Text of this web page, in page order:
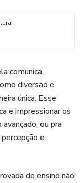
comunica,
diversão e
única. Esse
e impressionar os
ou pra
e
de ensino não